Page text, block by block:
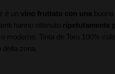
è un vino fruttato con una buona
hanno ottenuto ripetutamente
moderno. Tinta de Toro 100%
della zona.